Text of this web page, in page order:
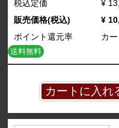
税込定価
¥
販売価格(税込)
¥
ポイント還元率
カ
送料無料